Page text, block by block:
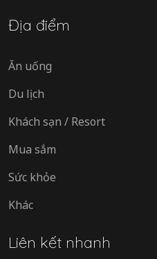
Địa điểm
Ăn uống
Du lịch
Khách sạn / Resort
Mua sắm
Sức khỏe
Khác
Liên kết nhanh